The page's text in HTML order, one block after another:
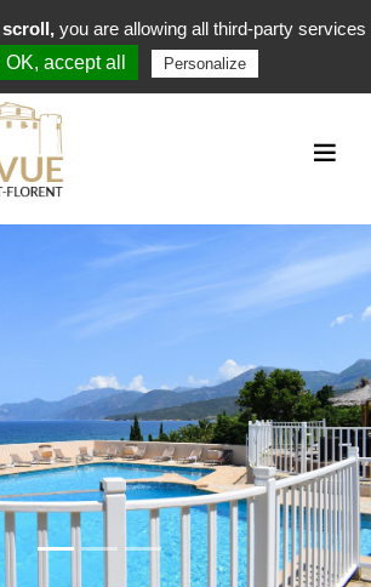
+ 33 (0)4 95 37 00 06
you are allowing all third-party services
accept all
Personalize